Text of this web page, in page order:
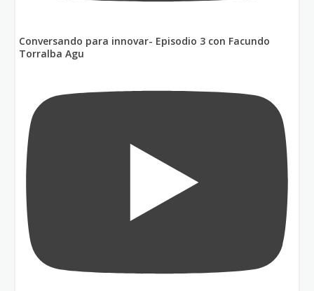
Conversando para innovar- Episodio 3 con Facundo
Torralba Agu